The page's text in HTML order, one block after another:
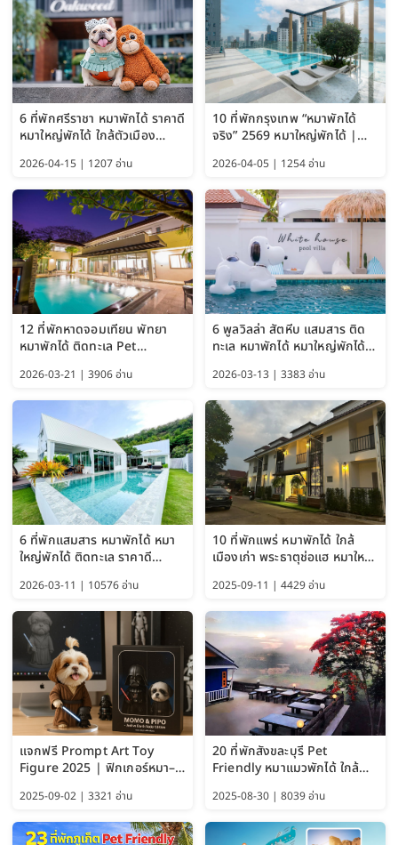
6 ที่พักศรีราชา หมาพักได้ ราคาดี
หมาใหญ่พักได้ ใกล้ตัวเมือง
2026-04-15 | 1207 อ่าน
10 ที่พักกรุงเทพ “หมาพักได้
จริง” 2569 หมาใหญ่พักได้ |
Bangkok อัปเดตล่าสุด
2026-04-05 | 1254 อ่าน
12 ที่พักหาดจอมเทียน พัทยา
หมาพักได้ ติดทะเล Pet
พักได้ อัปเดต 2569
2026-03-21 | 3906 อ่าน
6 พูลวิลล่า สัตหีบ แสมสาร ติด
ทะเล หมาพักได้ หมาใหญ่พักได้
2026-03-13 | 3383 อ่าน
6 ที่พักแสมสาร หมาพักได้ หมา
ใหญ่พักได้ ติดทะเล ราคาดี
2026-03-11 | 10576 อ่าน
10 ที่พักแพร่ หมาพักได้ ใกล้
เมืองเก่า พระธาตุช่อแฮ หมาใหญ่
2025-09-11 | 4429 อ่าน
แจกฟรี Prompt Art Toy
Figure 2025 | ฟิกเกอร์หมา–
ChatGPT และ Gemini
2025-09-02 | 3321 อ่าน
20 ที่พักสังขละบุรี Pet
Friendly หมาแมวพักได้ ใกล้
2025-08-30 | 8039 อ่าน